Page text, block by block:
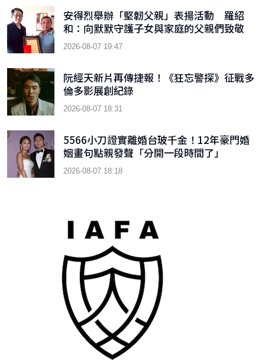
安得烈舉辦「堅韌父親」表揚活動 羅紹
和：向默默守護子女與家庭的父親們致敬
2026-08-07 19:47
阮經天新片再傳捷報！《狂忘警探》征戰多
倫多影展創紀錄
2026-08-07 18:31
5566小刀證實離婚台玻千金！12年豪門婚
姻畫句點親發聲「分開一段時間了」
2026-08-07 18:18